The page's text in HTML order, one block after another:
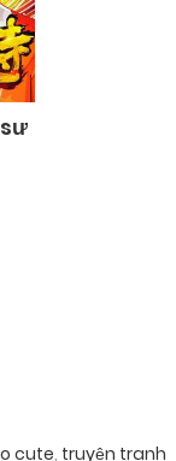
cute, truyện tranh